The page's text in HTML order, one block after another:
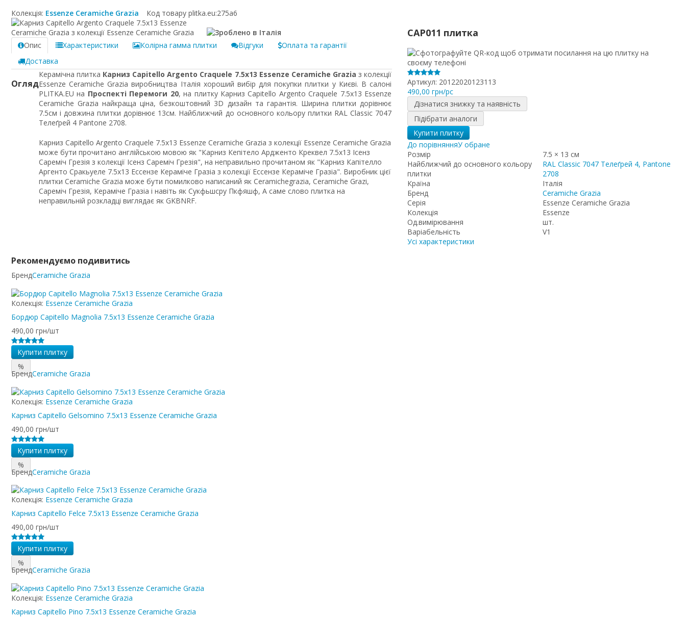
Колекція: Essenze Ceramiche Grazia Код товару plitka.eu:275a6
Опис Характеристики Колірна гамма плитки Відгуки
Оплата та гарантії
Доставка
Огляд
Керамічна плитка Карниз Capitello Argento Craquele 7.5x13 Essenze Ceramiche Grazia з колекції
Essenze Ceramiche Grazia виробництва Італія хороший вибір для покупки плитки у Києві. В салоні
PLITKA.EU на Проспекті Перемоги 20, на плитку Карниз Capitello Argento Craquele 7.5x13 Essenze
Ceramiche Grazia найкраща ціна, безкоштовний 3D дизайн та гарантія. Ширина плитки дорівнює
7.5см і довжина плитки дорівнює 13см. Найближчий до основного кольору плитки RAL Classic 7047
Телеґрей 4 Pantone 2708.
Карниз Capitello Argento Craquele 7.5x13 Essenze Ceramiche Grazia з колекції Essenze Ceramiche Grazia
може бути прочитано англійською мовою як "Карниз Кепітело Ардженто Креквел 7.5x13 Ісенз
Сареміч Грезія з колекції Ісенз Сареміч Грезія", на неправильно прочитаном як "Карниз Капітелло
Аргенто Сракьуеле 7.5x13 Ессензе Кераміче Гразіа з колекції Ессензе Кераміче Гразіа". Виробник цієї
плитки Ceramiche Grazia може бути помилково написаний як Ceramichegrazia, Ceramiche Grazi,
Сареміч Грезія, Кераміче Гразіа і навіть як Сукфьшсру Пкфяшф, А саме слово плитка на
неправильній розкладці виглядає як GKBNRF.
CAP011 плитка
Артикул: 20122020123113
490,00 грн/pc
Дізнатися знижку та наявність
Підібрати аналоги
Купити плитку
До порівнянняУ обране
Розмір
7.5 × 13 см
Найближчий до основного кольору
плитки
RAL Classic 7047 Телеґрей 4, Pantone
2708
Країна
Італія
Бренд
Ceramiche Grazia
Серія
Essenze Ceramiche Grazia
Колекція
Essenze
Од.вимірювання
шт.
Варіабельність
V1
Усі характеристики
Рекомендуємо подивитись
БрендCeramiche Grazia
Колекція: Essenze Ceramiche Grazia
Бордюр Capitello Magnolia 7.5x13 Essenze Ceramiche Grazia
490,00 грн/шт
Купити плитку
%
БрендCeramiche Grazia
Колекція: Essenze Ceramiche Grazia
Карниз Capitello Gelsomino 7.5x13 Essenze Ceramiche Grazia
490,00 грн/шт
Купити плитку
%
БрендCeramiche Grazia
Колекція: Essenze Ceramiche Grazia
Карниз Capitello Felce 7.5x13 Essenze Ceramiche Grazia
490,00 грн/шт
Купити плитку
%
БрендCeramiche Grazia
Колекція: Essenze Ceramiche Grazia
Карниз Capitello Pino 7.5x13 Essenze Ceramiche Grazia